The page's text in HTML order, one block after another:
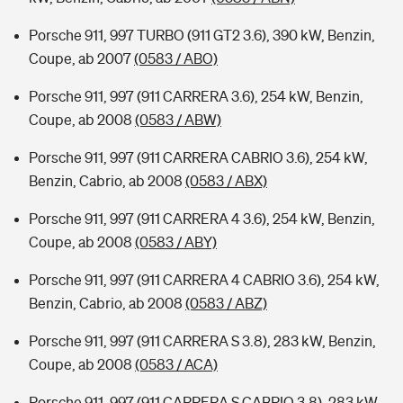
Porsche 911, 997 TURBO (911 GT2 3.6), 390 kW, Benzin,
Coupe, ab 2007(0583 / ABO)
Porsche 911, 997 (911 CARRERA 3.6), 254 kW, Benzin,
Coupe, ab 2008 (0583 / ABW)
Porsche 911, 997 (911 CARRERA CABRIO 3.6), 254 kW,
Benzin, Cabrio, ab 2008 (0583 / ABX)
Porsche 911, 997 (911 CARRERA 4 3.6), 254 kW, Benzin,
Coupe, ab 2008 (0583 / ABY)
Porsche 911, 997 (911 CARRERA 4 CABRIO 3.6), 254 kW,
Benzin, Cabrio, ab 2008 (0583 / ABZ)
Porsche 911, 997 (911 CARRERA S 3.8), 283 kW, Benzin,
Coupe, ab 2008 (0583 / ACA)